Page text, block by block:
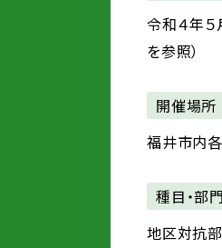
令和４年
を参照）
開催場所
福井市内各
種目・部
地区対抗